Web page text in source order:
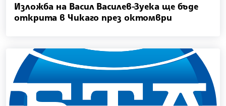
Изложба на Васил Василев-Зуека ще бъде
открита в Чикаго през октомври